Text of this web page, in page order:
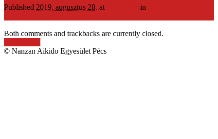
Published 2019. augusztus 28. at in
Both comments and trackbacks are currently closed.
© Nanzan Aikido Egyesület Pécs